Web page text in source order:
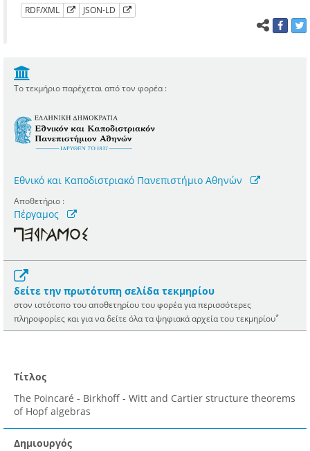
RDF/XML JSON-LD
Το τεκμήριο παρέχεται από τον φορέα :
Εθνικό και Καποδιστριακό Πανεπιστήμιο Αθηνών
Αποθετήριο :
Πέργαμος
δείτε την πρωτότυπη σελίδα τεκμηρίου
στον ιστότοπο του αποθετηρίου του φορέα για περισσότερες
πληροφορίες και για να δείτε όλα τα ψηφιακά αρχεία του τεκμηρίου*
Τίτλος
The Poincaré - Birkhoff - Witt and Cartier structure theorems
of Hopf algebras
Δημιουργός